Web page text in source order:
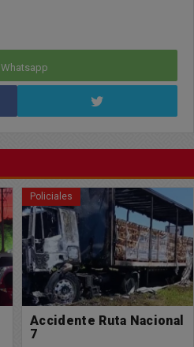
Whatsapp
Policiales
Accidente de tránsito
16/11/2025 07:04